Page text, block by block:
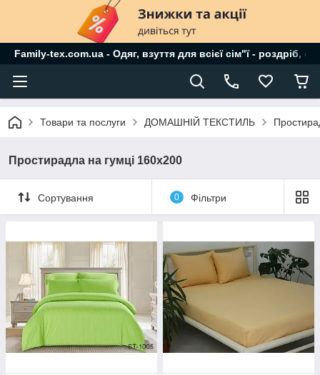
Family-tex.com.ua - Одяг, взуття для всієї сім"ї - роздріб,
Товари та послуги ДОМАШНІЙ ТЕКСТИЛЬ
Простирадла на гумці 160х200
Сортування 0 Фільтри